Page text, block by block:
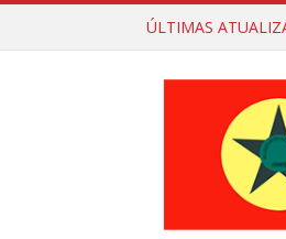
ÚLTIMAS